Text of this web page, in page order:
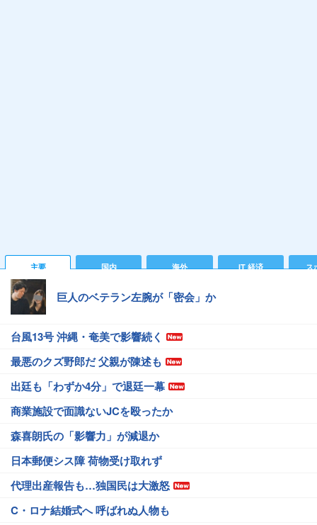
主要 国内 海外 IT 経済 ス
巨人のベテラン左腕が「密会」か
台風13号 沖縄・奄美で影響続く
最悪のクズ野郎だ 父親が陳述も
出廷も「わずか4分」で退廷一幕
商業施設で面識ないJCを殴ったか
森喜朗氏の「影響力」が減退か
日本郵便シス障 荷物受け取れず
代理出産報告も…独国民は大激怒
C・ロナ結婚式へ 呼ばれぬ人物も